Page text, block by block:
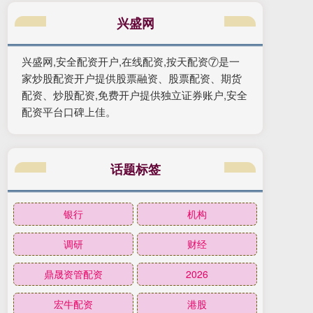
兴盛网
兴盛网,安全配资开户,在线配资,按天配资⑦是一
家炒股配资开户提供股票融资、股票配资、期货
配资、炒股配资,免费开户提供独立证券账户,安全
配资平台口碑上佳。
话题标签
银行 机构
调研 财经
鼎晟资管配资 2026
宏牛配资 港股